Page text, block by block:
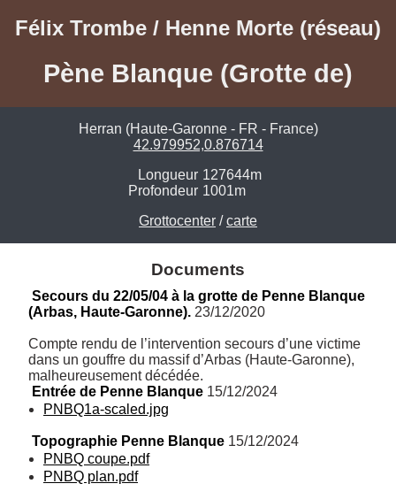
Félix Trombe / Henne Morte (réseau)
Pène Blanque (Grotte de)
Herran (Haute-Garonne - FR - France)
42.979952,0.876714
Longueur 127644m
Profondeur 1001m
Grottocenter /carte
Documents
Secours du 22/05/04 à la grotte de Penne Blanque
(Arbas, Haute-Garonne). 23/12/2020
Compte rendu de l’intervention secours d’une victime
dans un gouffre du massif d’Arbas (Haute-Garonne),
malheureusement décédée.
Entrée de Penne Blanque 15/12/2024
PNBQ1a-scaled.jpg
Topographie Penne Blanque 15/12/2024
PNBQ coupe.pdf
PNBQ plan.pdf